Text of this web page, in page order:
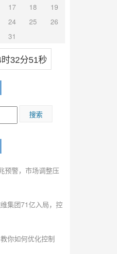
17 18
19
24 25
26
31
32分51秒
预警，市场调整压
集团71亿入局，控
你如何优化控制